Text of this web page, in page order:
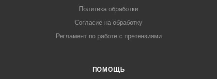
Политика обработки
Согласие на обработку
Регламент по работе с претензиями
ПОМОЩЬ